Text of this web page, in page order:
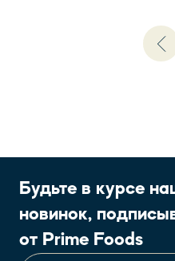
Будьте в курсе
новинок,
от Prime Foods